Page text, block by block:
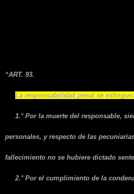
“ART. 93.
La responsabilidad penal se extingue:
1.° Por la muerte del responsable,
personales, y respecto de las
fallecimiento no se hubiere dictado
2.° Por el cumplimiento de la